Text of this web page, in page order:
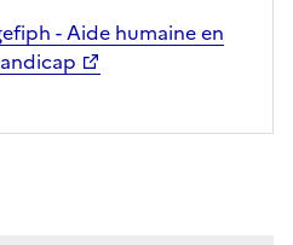
- Aide humaine en